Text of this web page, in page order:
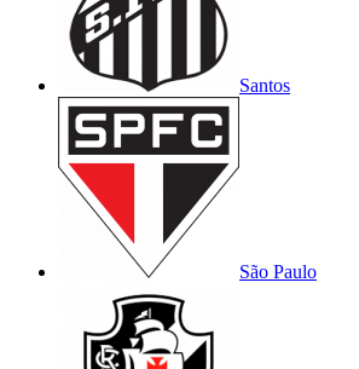
Santos
São Paulo